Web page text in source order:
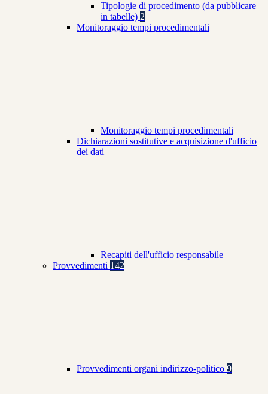
Tipologie di procedimento (da pubblicare
in tabelle) 2
Monitoraggio tempi procedimentali
Monitoraggio tempi procedimentali
Dichiarazioni sostitutive e acquisizione d'ufficio
dei dati
Recapiti dell'ufficio responsabile
Provvedimenti 142
Provvedimenti organi indirizzo-politico 9